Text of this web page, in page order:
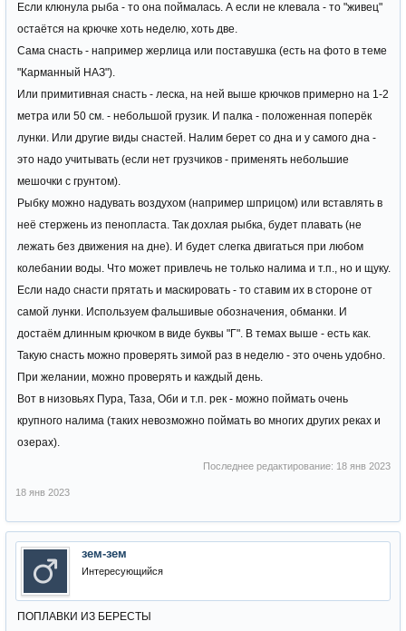
Если клюнула рыба - то она поймалась. А если не клевала - то "живец"
остаётся на крючке хоть неделю, хоть две.
Сама снасть - например жерлица или поставушка (есть на фото в теме
"Карманный НАЗ").
Или примитивная снасть - леска, на ней выше крючков примерно на 1-2
метра или 50 см. - небольшой грузик. И палка - положенная поперёк
лунки. Или другие виды снастей. Налим берет со дна и у самого дна -
это надо учитывать (если нет грузчиков - применять небольшие
мешочки с грунтом).
Рыбку можно надувать воздухом (например шприцом) или вставлять в
неё стержень из пенопласта. Так дохлая рыбка, будет плавать (не
лежать без движения на дне). И будет слегка двигаться при любом
колебании воды. Что может привлечь не только налима и т.п., но и щуку.
Если надо снасти прятать и маскировать - то ставим их в стороне от
самой лунки. Используем фальшивые обозначения, обманки. И
достаём длинным крючком в виде буквы "Г". В темах выше - есть как.
Такую снасть можно проверять зимой раз в неделю - это очень удобно.
При желании, можно проверять и каждый день.
Вот в низовьях Пура, Таза, Оби и т.п. рек - можно поймать очень
крупного налима (таких невозможно поймать во многих других реках и
озерах).
Последнее редактирование: 18 янв 2023
18 янв 2023
зем-зем
Интересующийся
ПОПЛАВКИ ИЗ БЕРЕСТЫ